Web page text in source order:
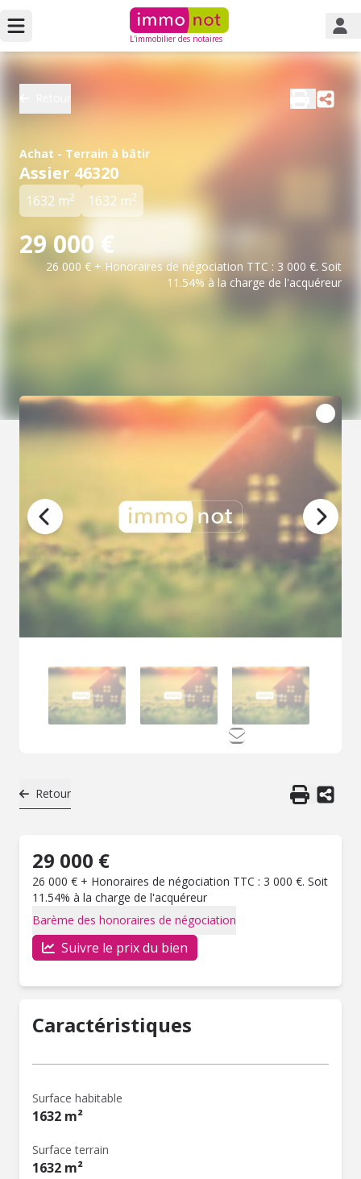
L'immobilier des notaires
Achat - Terrain à bâtir
Assier 46320
1632 m2 1632 m2
29 000 €
26 000 € + Honoraires de négociation TTC : 3 000 €. Soit
11.54% à la charge de l'acquéreur
Retour
29 000 €
26 000 € + Honoraires de négociation TTC : 3 000 €. Soit
11.54% à la charge de l'acquéreur
Barème des honoraires de négociation
Suivre le prix du bien
Caractéristiques
Surface habitable
1632 m²
Surface terrain
1632 m²